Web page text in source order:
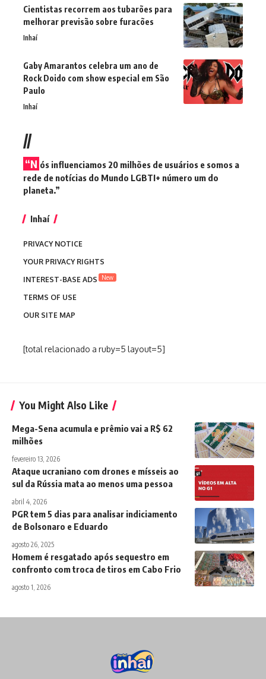
Cientistas recorrem aos tubarões para
melhorar previsão sobre furacões
Inhaí
Gaby Amarantos celebra um ano de
Rock Doido com show especial em São
Paulo
Inhaí
//
“N ós influenciamos 20 milhões de usuários e somos a
rede de notícias do Mundo LGBTI+ número um do
planeta.”
Inhaí
PRIVACY NOTICE
YOUR PRIVACY RIGHTS
INTEREST-BASE ADS
New
TERMS OF USE
OUR SITE MAP
[total relacionado a ruby=5 layout=5]
You Might Also Like
Mega-Sena acumula e prêmio vai a R$ 62
milhões
fevereiro 13, 2026
Ataque ucraniano com drones e mísseis ao
sul da Rússia mata ao menos uma pessoa
abril 4, 2026
PGR tem 5 dias para analisar indiciamento
de Bolsonaro e Eduardo
agosto 26, 2025
Homem é resgatado após sequestro em
confronto com troca de tiros em Cabo Frio
agosto 1, 2026